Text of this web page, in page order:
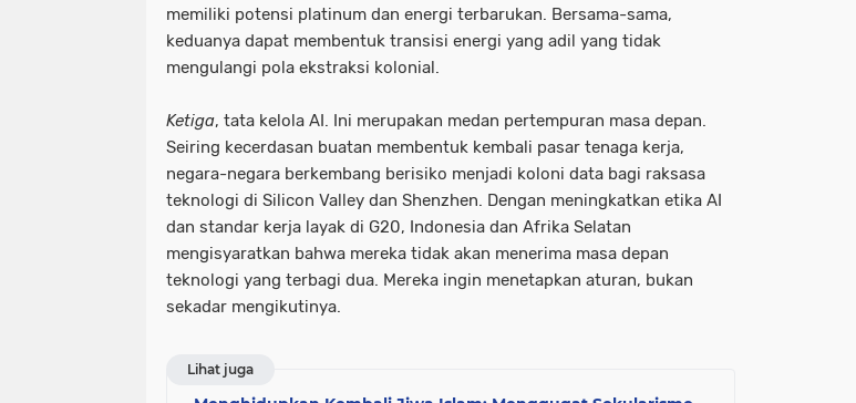
memiliki potensi platinum dan energi terbarukan. Bersama-sama,
keduanya dapat membentuk transisi energi yang adil yang tidak
mengulangi pola ekstraksi kolonial.
Ketiga, tata kelola AI. Ini merupakan medan pertempuran masa depan.
Seiring kecerdasan buatan membentuk kembali pasar tenaga kerja,
negara-negara berkembang berisiko menjadi koloni data bagi raksasa
teknologi di Silicon Valley dan Shenzhen. Dengan meningkatkan etika AI
dan standar kerja layak di G20, Indonesia dan Afrika Selatan
mengisyaratkan bahwa mereka tidak akan menerima masa depan
teknologi yang terbagi dua. Mereka ingin menetapkan aturan, bukan
sekadar mengikutinya.
Lihat juga